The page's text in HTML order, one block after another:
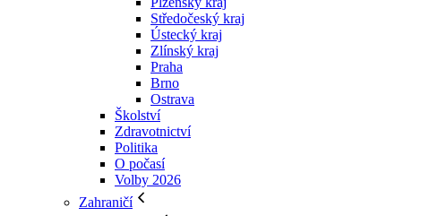
Středočeský kraj
Ústecký kraj
Zlínský kraj
Praha
Brno
Ostrava
Školství
Zdravotnictví
Politika
O počasí
Volby 2026
Zahraničí